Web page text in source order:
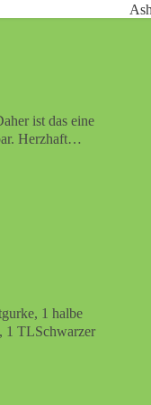
Herzhaft…
1 TLSchwarzer